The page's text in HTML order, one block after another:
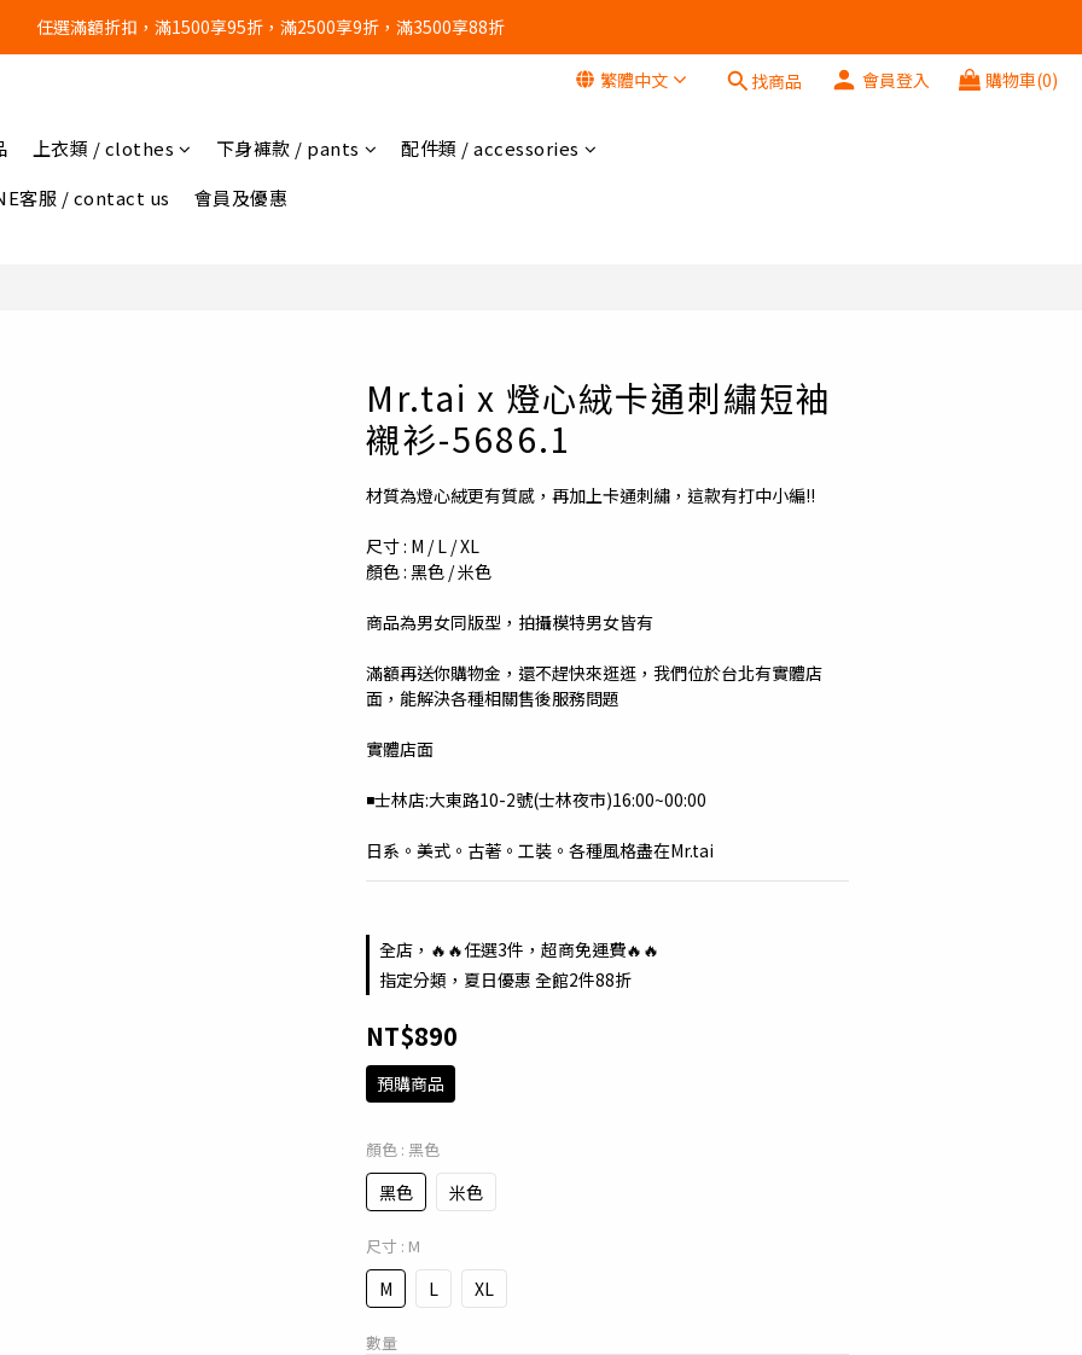
🔥任選3件，超商免運費🔥
任選滿額折扣，滿1500享95折，滿2500享9折，滿3500享88折
繁體中文 找商品 會員登入 購物車(0)
上衣類 / clothes 下身褲款 / pants
配件類 / accessories
客服 / contact us
會員及優惠
Mr.tai x 燈心絨卡通刺繡短袖
襯衫-5686.1
材質為燈心絨更有質感，再加上卡通刺繡，這款有打中小編!!
尺寸 : M / L / XL
顏色 : 黑色 / 米色
商品為男女同版型，拍攝模特男女皆有
滿額再送你購物金，還不趕快來逛逛，我們位於台北有實體店
面，能解決各種相關售後服務問題
實體店面
◾️士林店:大東路10-2號(士林夜市)16:00~00:00
日系。美式。古著。工裝。各種風格盡在Mr.tai
全店，🔥🔥任選3件，超商免運費🔥🔥
指定分類，夏日優惠 全館2件88折
NT$890
預購商品
顏色 : 黑色
黑色 米色
尺寸 : M
M L XL
數量
立即購買